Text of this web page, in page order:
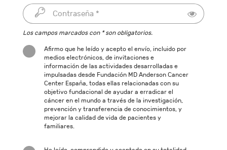
Los campos marcados con * son obligatorios.
Afirmo que he leído y acepto el envío, incluido por
medios electrónicos, de invitaciones e
información de las actividades desarrolladas e
impulsadas desde Fundación MD Anderson Cancer
Center España, todas ellas relacionadas con su
objetivo fundacional de ayudar a erradicar el
cáncer en el mundo a través de la investigación,
prevención y transferencia de conocimientos, y
mejorar la calidad de vida de pacientes y
familiares.